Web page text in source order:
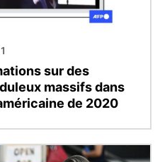
sur des
massifs dans
de 2020